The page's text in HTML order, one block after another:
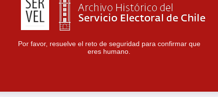
Por favor, resuelve el reto de seguridad para confirmar que
eres humano.